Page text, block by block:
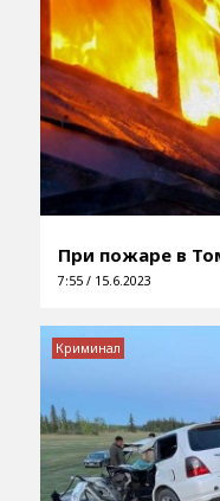
При пожаре в
7:55 / 15.6.2023
Криминал